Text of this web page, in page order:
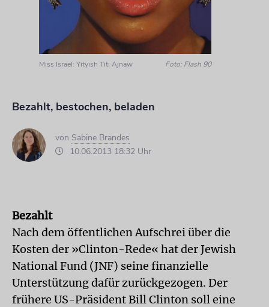
Miss Israel: Yityish Titi Ajnaw Foto: Flash 90
Bezahlt, bestochen, beladen
von Sabine Brandes
10.06.2013 18:32 Uhr
Bezahlt
Nach dem öffentlichen Aufschrei über die
Kosten der »Clinton-Rede« hat der Jewish
National Fund (JNF) seine finanzielle
Unterstützung dafür zurückgezogen. Der
frühere US-Präsident Bill Clinton soll eine